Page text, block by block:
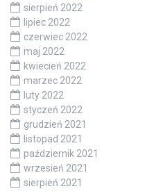
sierpień 2022
lipiec 2022
czerwiec 2022
maj 2022
kwiecień 2022
marzec 2022
luty 2022
styczeń 2022
grudzień 2021
listopad 2021
październik 2021
wrzesień 2021
sierpień 2021